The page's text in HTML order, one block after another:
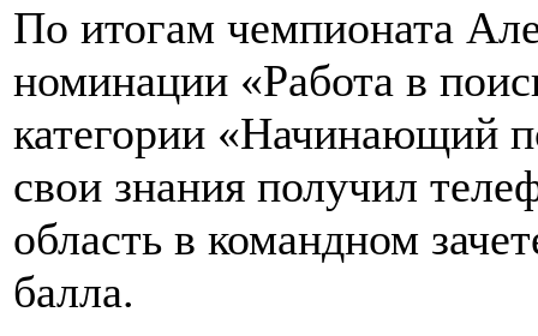
По итогам чемпионата
номинации «Работа в
категории «Начинающий
свои знания получил
область в командном
балла.